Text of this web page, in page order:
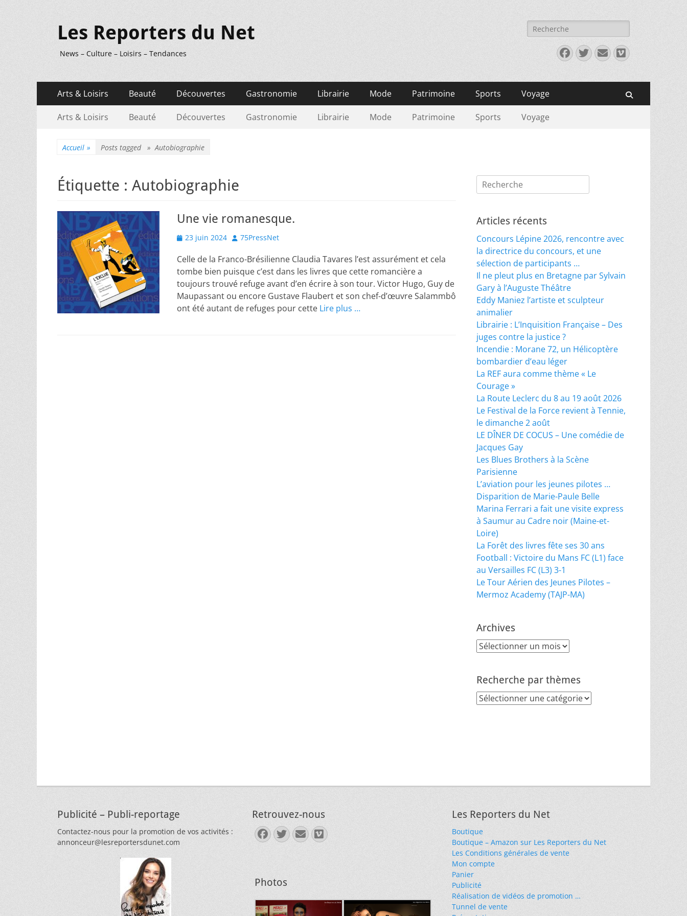
Les Reporters du Net
News – Culture – Loisirs – Tendances
Rechercher :
Facebook
Twitter
E-
mail
Vimeo
Menu
principal
contenu
Arts & Loisirs Beauté Découvertes Gastronomie Librairie Mode Patrimoine Sports Voyage
Menu
Arts & Loisirs Beauté Découvertes Gastronomie Librairie Mode Patrimoine Sports Voyage
Accueil » Posts tagged »Autobiographie
Étiquette : Autobiographie
Une vie romanesque.
Posted
23 juin 2024 Author
75PressNet
Celle de la Franco-Brésilienne Claudia Tavares l’est assurément et cela
tombe bien puisque c’est dans les livres que cette romancière a
toujours trouvé refuge avant d’en écrire à son tour. Victor Hugo, Guy de
Maupassant ou encore Gustave Flaubert et son chef-d’œuvre Salammbô
ont été autant de refuges pour cette Lire plus …
Rechercher :
Articles récents
Concours Lépine 2026, rencontre avec
la directrice du concours, et une
sélection de participants …
Il ne pleut plus en Bretagne par Sylvain
Gary à l’Auguste Théâtre
Eddy Maniez l’artiste et sculpteur
animalier
Librairie : L’Inquisition Française – Des
juges contre la justice ?
Incendie : Morane 72, un Hélicoptère
bombardier d’eau léger
La REF aura comme thème « Le
Courage »
La Route Leclerc du 8 au 19 août 2026
Le Festival de la Force revient à Tennie,
le dimanche 2 août
LE DÎNER DE COCUS – Une comédie de
Jacques Gay
Les Blues Brothers à la Scène
Parisienne
L’aviation pour les jeunes pilotes …
Disparition de Marie-Paule Belle
Marina Ferrari a fait une visite express
à Saumur au Cadre noir (Maine-et-
Loire)
La Forêt des livres fête ses 30 ans
Football : Victoire du Mans FC (L1) face
au Versailles FC (L3) 3-1
Le Tour Aérien des Jeunes Pilotes –
Mermoz Academy (TAJP-MA)
Archives
Archives
Recherche par thèmes
Recherche
Publicité – Publi-reportage
Contactez-nous pour la promotion de vos activités :
annonceur@lesreportersdunet.com
Retrouvez-nous
Facebook
Twitter
E-
mail
Vimeo
Photos
Les Reporters du Net
Boutique
Boutique – Amazon sur Les Reporters du Net
Les Conditions générales de vente
Mon compte
Panier
Publicité
Réalisation de vidéos de promotion …
Tunnel de vente